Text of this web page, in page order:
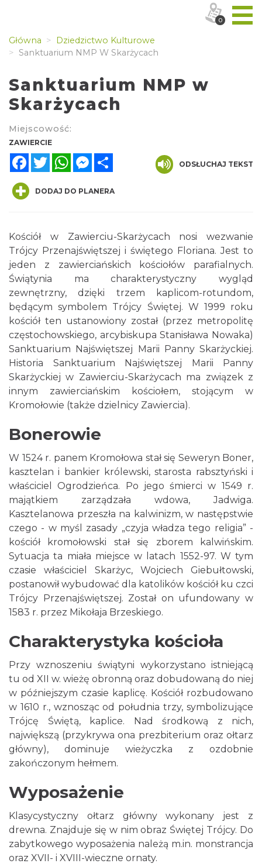
Główna
Dziedzictwo Kulturowe
Sanktuarium NMP W Skarżycach
Sanktuarium NMP w
Skarżycach
Miejscowość:
ZAWIERCIE
FacebookTwitterWhatsAppMessenger
ODSŁUCHAJ TEKST
DODAJ DO PLANERA
Kościół w Zawierciu-Skarżycach nosi wezwanie
Trójcy Przenajświętszej i świętego Floriana. Jest to
jeden z zawierciańskich kościołów parafialnych.
Świątynia ma charakterystyczny wygląd
zewnętrzny, dzięki trzem kaplicom-rotundom,
będącym symbolem Trójcy Świętej. W 1999 roku
kościół ten ustanowiony został (przez metropolitę
częstochowskiego, arcybiskupa Stanisława Nowaka)
Sanktuarium Najświętszej Marii Panny Skarżyckiej.
Historia Sanktuarium Najświętszej Marii Panny
Skarżyckiej w Zawierciu-Skarżycach ma związek z
innym zawierciańskim kościołem, stojącym w
Kromołowie (także dzielnicy Zawiercia).
Bonerowie
W 1524 r. panem Kromołowa stał się Seweryn Boner,
kasztelan i bankier królewski, starosta rabsztyński i
właściciel Ogrodzieńca. Po jego śmierci w 1549 r.
majątkiem zarządzała wdowa, Jadwiga.
Kasztelanowa przeszła na kalwinizm, w następstwie
czego - w myśl zasady „czyja władza tego religia” -
kościół kromołowski stał się zborem kalwińskim.
Sytuacja ta miała miejsce w latach 1552-97. W tym
czasie właściciel Skarżyc, Wojciech Giebułtowski,
postanowił wybudować dla katolików kościół ku czci
Trójcy Przenajświętszej. Został on ufundowany w
1583 r. przez Mikołaja Brzeskiego.
Charakterystyka kościoła
Przy wznoszeniu świątyni wykorzystano istniejącą
tu od XII w. wieżę obronną oraz dobudowaną do niej
w późniejszym czasie kaplicę. Kościół rozbudowano
w 1610 r., wznosząc od południa trzy, symbolizujące
Trójcę Świętą, kaplice. Nad środkową z nich,
największą (przykrywa ona prezbiterium oraz ołtarz
główny), dominuje wieżyczka z ozdobnie
zakończonym hełmem.
Wyposażenie
Klasycystyczny ołtarz główny wykonany jest z
drewna. Znajduje się w nim obraz Świętej Trójcy. Do
zabytkowego wyposażenia należą m.in. monstrancja
oraz XVII- i XVIII-wieczne ornaty.
0